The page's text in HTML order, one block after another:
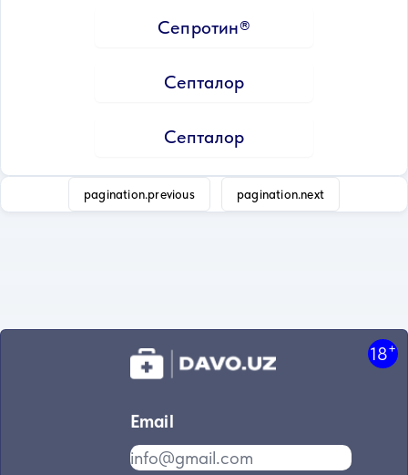
Сепротин®
Септалор
Септалор
pagination.previous pagination.next
18+
Email